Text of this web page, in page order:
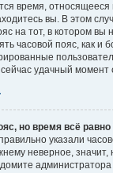
время, относящееся
вы. В этом
на тот, в котором вы
часовой пояс, как и
удачный момент
но время всё
указали
неверное, значит,